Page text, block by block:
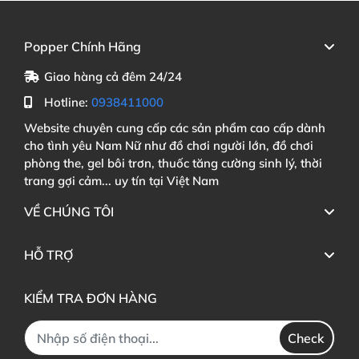
Dành chonhững ai muốn có một trải nghiệm tình
bạn đồng hành lý tưởng
Giải pháp chonhững ai tìm kiếm sựriêng tư
và kín đáo
Nếu bạn là người coi trọng sựriêng tư
Shrinklà lựa chọn hoàn hảo . Được đóng gói kín đáo
bạnsẽ không phải lo lắng về việc lộ thông tin khi
muốn trải nghiệm khoái cảm
về sự xâm phạm quyềnriêng tư.
Popper Chính Hãng
Giao hàng cả đêm 24/24
Hotline: 0938411000
Website chuyên cung cấp các sản phẩm cao cấp dành
cho tình yêu Nam Nữ như đồ chơi người lớn, đồ chơi
phòng the, gel bôi trơn, thuốc tăng cường sinh lý, thời
trang gợi cảm... uy tín tại Việt Nam
VỀ CHÚNG TÔI
HỖ TRỢ
KIỂM TRA ĐƠN HÀNG
Check